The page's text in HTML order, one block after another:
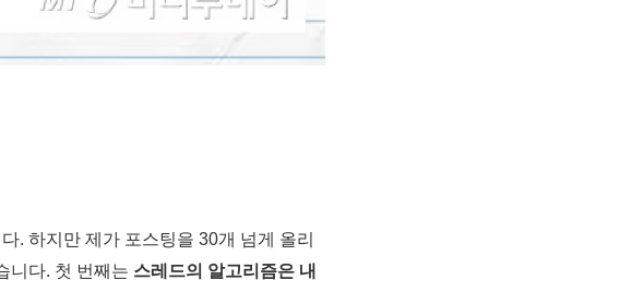
. 하지만 제가 포스팅을 30개 넘게 올리
니다. 첫 번째는 스레드의 알고리즘은 내